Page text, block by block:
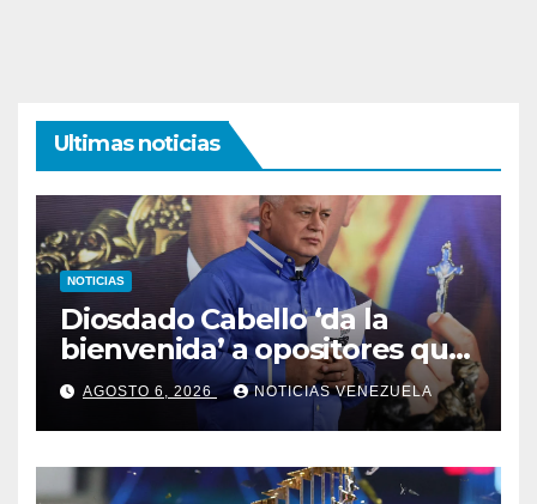
Ultimas noticias
NOTICIAS
Diosdado Cabello ‘da la
bienvenida’ a opositores que
llegaron al país para diálogo
con el gobierno
AGOSTO 6, 2026 NOTICIAS VENEZUELA